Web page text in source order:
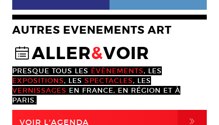
AUTRES EVENEMENTS ART
@ALLER&VOIR
PRESQUE TOUS LES ÉVÈNEMENTS, LES
EXPOSITIONS, LES SPECTACLES, LES
VERNISSAGES EN FRANCE, EN RÉGION ET À
PARIS.
VOIR L'AGENDA ,